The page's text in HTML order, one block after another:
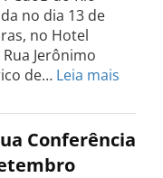
no dia 13 de
no Hotel
Jerônimo
de… Leia mais
do
PCdoB
Rio
Conferência